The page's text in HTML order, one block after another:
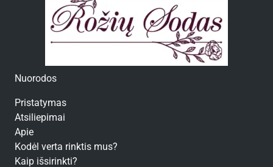
Nuorodos
Pristatymas
Atsiliepimai
Apie
Kodėl verta rinktis mus?
Kaip išsirinkti?